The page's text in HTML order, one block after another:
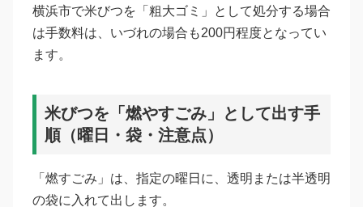
横浜市で米びつを「粗大ゴミ」として処分する場合
は手数料は、いづれの場合も200円程度となってい
ます。
米びつを「燃やすごみ」として出す手
順（曜日・袋・注意点）
「燃すごみ」は、指定の曜日に、透明または半透明
の袋に入れて出します。